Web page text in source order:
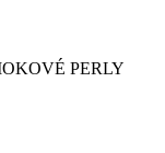
PERLY